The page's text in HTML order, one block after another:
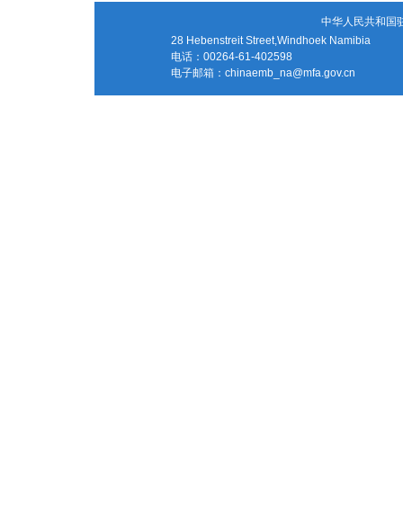
中华人民共和国
28 Hebenstreit Street,Windhoek Namibia
电话：00264-61-402598
电子邮箱： chinaemb_na@mfa.gov.cn